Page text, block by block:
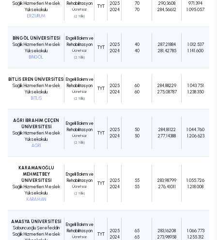
Sağlık Hizmetleri Meslek
Yüksekokulu
ERZURUM
Rehabilitasyon
Ücretsiz
(2 Yıllık)
TYT
2025
2024
70
70
290,3608
284,56612
971.394
1.095.057
BİNGÖL ÜNİVERSİTESİ
Sağlık Hizmetleri Meslek
Yüksekokulu
BİNGÖL
Engelli Bakımı ve
Rehabilitasyon
Ücretsiz
(2 Yıllık)
TYT
2025
2024
40
40
287,21884
281,42785
1.012.537
1.141.600
BİTLİS EREN ÜNİVERSİTESİ
Sağlık Hizmetleri Meslek
Yüksekokulu
BİTLİS
Engelli Bakımı ve
Rehabilitasyon
Ücretsiz
(2 Yıllık)
TYT
2025
2024
60
60
284,88229
275,08787
1.043.751
1.238.350
AĞRI İBRAHİM ÇEÇEN
ÜNİVERSİTESİ
Sağlık Hizmetleri Meslek
Yüksekokulu
AĞRI
Engelli Bakımı ve
Rehabilitasyon
Ücretsiz
(2 Yıllık)
TYT
2025
2024
50
50
284,81122
277,14388
1.044.760
1.206.623
KARAMANOĞLU
MEHMETBEY
ÜNİVERSİTESİ
Sağlık Hizmetleri Meslek
Yüksekokulu
KARAMAN
Engelli Bakımı ve
Rehabilitasyon
Ücretsiz
(2 Yıllık)
TYT
2025
2024
55
55
283,98799
276,41011
1.055.726
1.218.008
AMASYA ÜNİVERSİTESİ
Sabuncuoğlu Şerefeddin
Sağlık Hizmetleri Meslek
Engelli Bakımı ve
Rehabilitasyon
Ücretsiz TYT
2025
2024
65
65
283,16208
273,98958
1.066.773
1.255.312